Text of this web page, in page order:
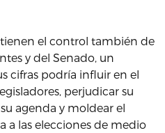
el control también de
y del Senado, un
cifras podría influir en el
perjudicar su
agenda y moldear el
a las elecciones de medio